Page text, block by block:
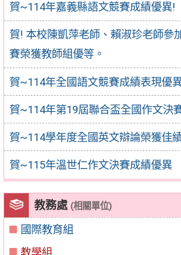
賀~114年嘉義縣語文競賽成績優異!
賀! 本校陳凱萍老師、賴淑珍老師參
賽榮獲教師組優等。
賀~114年全國語文競賽成績表現優
賀~114年第19屆聯合盃全國作文決
賀~114學年度全國英文辯論榮獲佳
賀~115年溫世仁作文決賽成績優異
教務處 (相關單位)
國際教育組
教學組